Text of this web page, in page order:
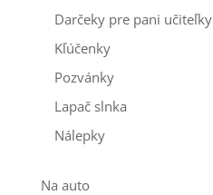
Darčeky pre pani učiteľky
Kľúčenky
Pozvánky
Lapač slnka
Nálepky
Na auto